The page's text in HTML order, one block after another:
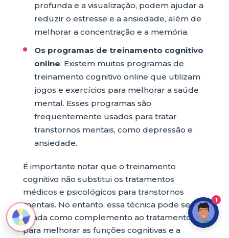
profunda e a visualização, podem ajudar a
reduzir o estresse e a ansiedade, além de
melhorar a concentração e a memória.
Os programas de treinamento cognitivo
online: Existem muitos programas de
treinamento cognitivo online que utilizam
jogos e exercícios para melhorar a saúde
mental. Esses programas são
frequentemente usados para tratar
transtornos mentais, como depressão e
ansiedade.
É importante notar que o treinamento
cognitivo não substitui os tratamentos
médicos e psicológicos para transtornos
mentais. No entanto, essa técnica pode ser
usada como complemento ao tratamento
para melhorar as funções cognitivas e a
1